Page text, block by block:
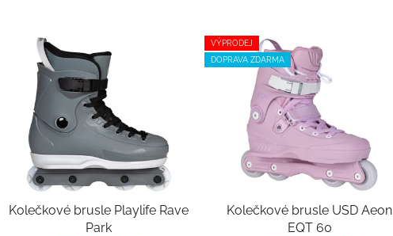
Výpis produktů
Kolečkové brusle Playlife Rave
Park
VÝPRODEJ
DOPRAVA ZDARMA
Kolečkové brusle USD Aeon
EQT 60